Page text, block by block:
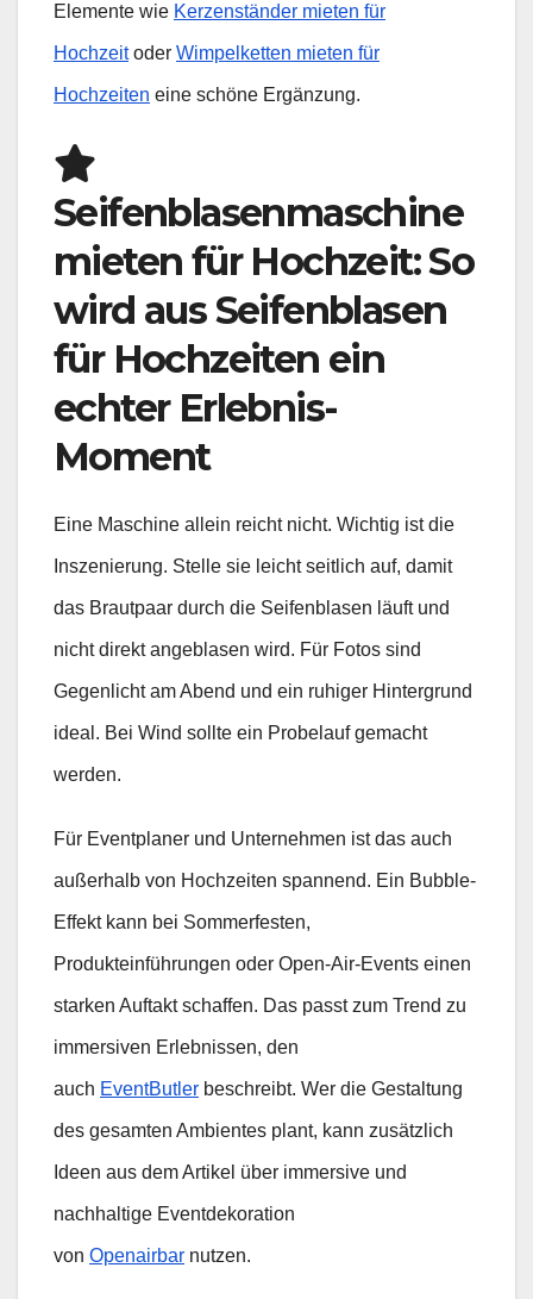
Elemente wie Kerzenständer mieten für
Hochzeitoder Wimpelketten mieten für
Hochzeiten eine schöne Ergänzung.
Seifenblasenmaschine
mieten für Hochzeit: So
wird aus Seifenblasen
für Hochzeiten ein
echter Erlebnis-
Moment
Eine Maschine allein reicht nicht. Wichtig ist die
Inszenierung. Stelle sie leicht seitlich auf, damit
das Brautpaar durch die Seifenblasen läuft und
nicht direkt angeblasen wird. Für Fotos sind
Gegenlicht am Abend und ein ruhiger Hintergrund
ideal. Bei Wind sollte ein Probelauf gemacht
werden.
Für Eventplaner und Unternehmen ist das auch
außerhalb von Hochzeiten spannend. Ein Bubble-
Effekt kann bei Sommerfesten,
Produkteinführungen oder Open-Air-Events einen
starken Auftakt schaffen. Das passt zum Trend zu
immersiven Erlebnissen, den
auch EventButler beschreibt. Wer die Gestaltung
des gesamten Ambientes plant, kann zusätzlich
Ideen aus dem Artikel über immersive und
nachhaltige Eventdekoration
von Openairbar nutzen.